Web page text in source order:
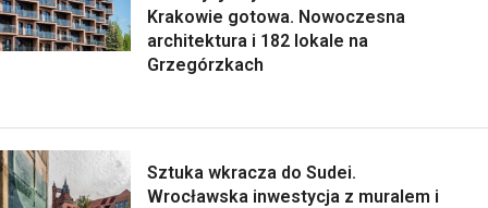
Krakowie gotowa. Nowoczesna
architektura i 182 lokale na
Grzegórzkach
Sztuka wkracza do Sudei.
Wrocławska inwestycja z muralem i